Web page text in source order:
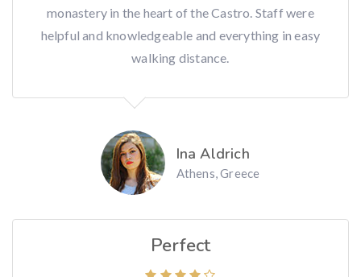
monastery in the heart of the Castro. Staff were
helpful and knowledgeable and everything in easy
walking distance.
Ina Aldrich
Athens, Greece
Perfect